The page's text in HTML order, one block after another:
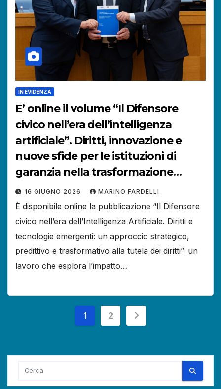
IN EVIDENZA
E’ online il volume “Il Difensore
civico nell’era dell’intelligenza
artificiale”. Diritti, innovazione e
nuove sfide per le istituzioni di
garanzia nella trasformazione
digitale.
16 GIUGNO 2026 MARINO FARDELLI
È disponibile online la pubblicazione “Il Difensore
civico nell’era dell’Intelligenza Artificiale. Diritti e
tecnologie emergenti: un approccio strategico,
predittivo e trasformativo alla tutela dei diritti”, un
lavoro che esplora l’impatto…
Paginazione
articoli
1 2